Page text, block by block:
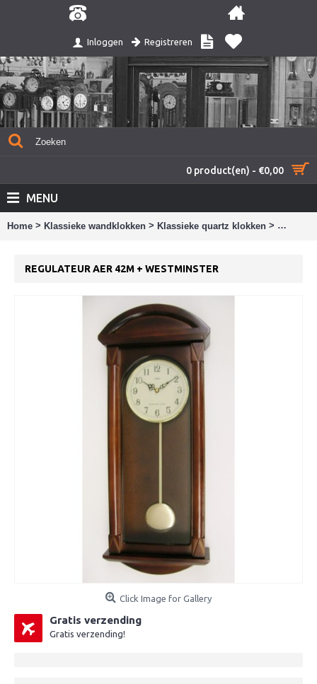
Inloggen Registreren
0 product(en) - €0,00
MENU
Home > Klassieke wandklokken > Klassieke quartz klokken >
REGULATEUR AER 42M + WESTMINSTER
Click Image for Gallery
Gratis verzending
Gratis verzending!